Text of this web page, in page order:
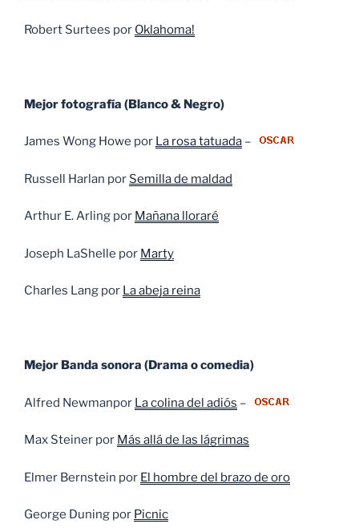
Robert Surtees por Oklahoma!
Mejor fotografía (Blanco & Negro)
James Wong Howe por La rosa tatuada –
Russell Harlan por Semilla de maldad
Arthur E. Arling por Mañana lloraré
Joseph LaShelle por Marty
Charles Lang por La abeja reina
Mejor Banda sonora (Drama o comedia)
Alfred Newmanpor La colina del adiós –
Max Steiner por Más allá de las lágrimas
Elmer Bernstein por El hombre del brazo de oro
George Duning por Picnic